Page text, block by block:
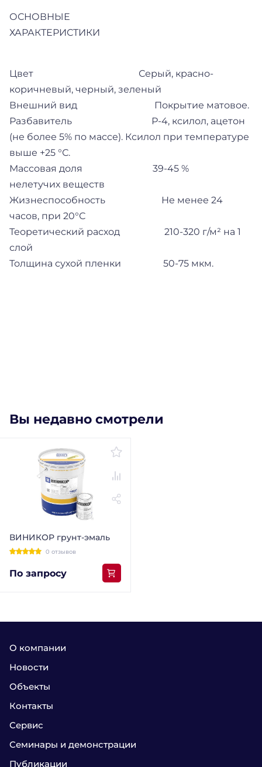
ОСНОВНЫЕ
ХАРАКТЕРИСТИКИ
Цвет Серый, красно-
коричневый, черный, зеленый
Внешний вид Покрытие матовое.
Разбавитель Р-4, ксилол, ацетон
(не более 5% по массе). Ксилол при температуре
выше +25 °С.
Массовая доля 39-45 %
нелетучих веществ
Жизнеспособность Не менее 24
часов, при 20°С
Теоретический расход 210-320 г/м² на 1
слой
Толщина сухой пленки 50-75 мкм.
Вы недавно смотрели
ВИНИКОР грунт-эмаль
0 отзывов
По запросу
О компании
Новости
Объекты
Контакты
Сервис
Семинары и демонстрации
Публикации